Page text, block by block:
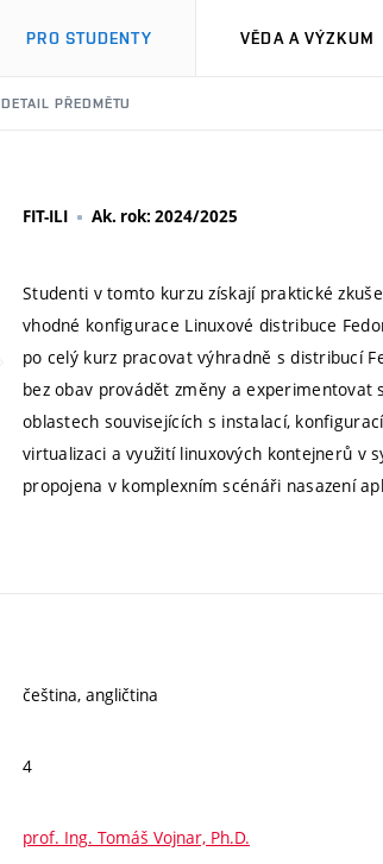
PRO STUDENTY VĚDA A VÝZKUM
DETAIL PŘEDMĚTU
FIT-ILI Ak. rok: 2024/2025
Studenti v tomto kurzu získají praktické
vhodné konfigurace Linuxové distribuce
po celý kurz pracovat výhradně s distribucí
bez obav provádět změny a experimentovat
oblastech souvisejících s instalací,
virtualizaci a využití linuxových kontejnerů v
propojena v komplexním scénáři nasazení
čeština, angličtina
4
prof. Ing. Tomáš Vojnar, Ph.D.